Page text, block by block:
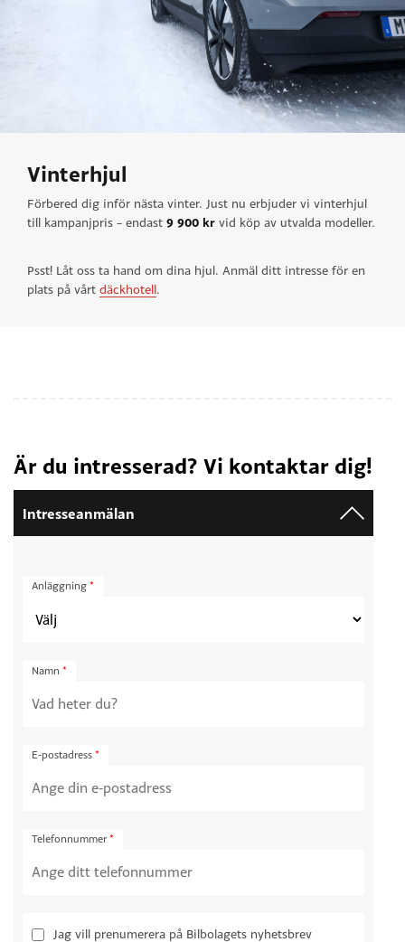
Vinterhjul
Förbered dig inför nästa vinter. Just nu erbjuder vi vinterhjul
till kampanjpris – endast 9 900 kr vid köp av utvalda modeller.
Psst! Låt oss ta hand om dina hjul. Anmäl ditt intresse för en
plats på vårt däckhotell.
Är du intresserad? Vi kontaktar dig!
Intresseanmälan
Anläggning *
Namn *
E-postadress *
Telefonnummer*
Jag vill prenumerera på Bilbolagets nyhetsbrev